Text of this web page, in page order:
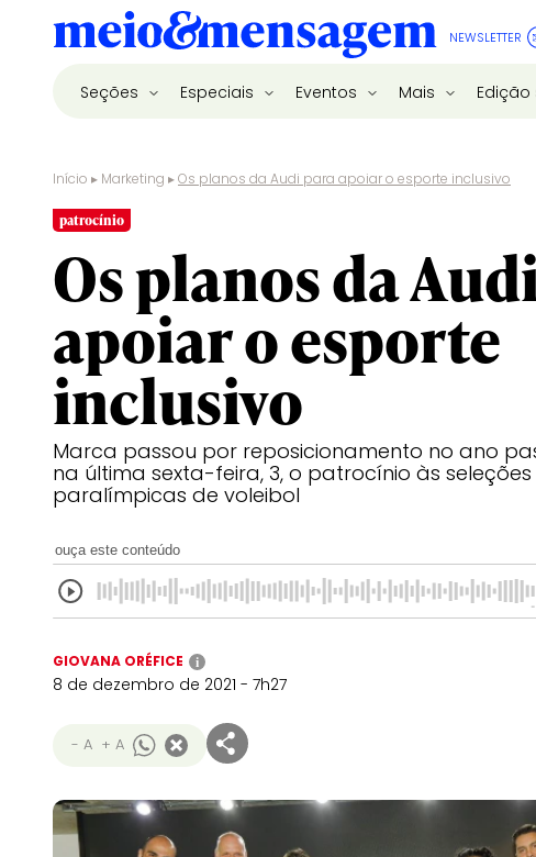
NEWSLETTER
Seções Especiais Eventos Mais
Início ▸ Marketing ▸Os planos da Audi para apoiar o esporte inclusivo
patrocínio
Os planos da
apoiar o esporte
inclusivo
Marca passou por reposicionamento no ano
na última sexta-feira, 3, o patrocínio às
paralímpicas de voleibol
ouça este conteúdo
GIOVANA ORÉFICE i
8 de dezembro de 2021 - 7h27
- A + A